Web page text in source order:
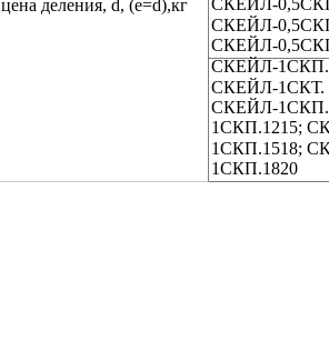
цена деления, d, (е=d),кг
СКЕЙЛ-
СКЕЙЛ-
СКЕЙЛ-
СКЕЙЛ-
СКЕЙЛ-1СКТ.
СКЕЙЛ-
1СКП.1215;
1СКП.1518;
1СКП.1820